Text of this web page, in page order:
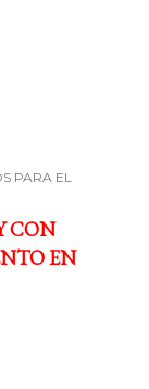
PARA EL
CON
EN